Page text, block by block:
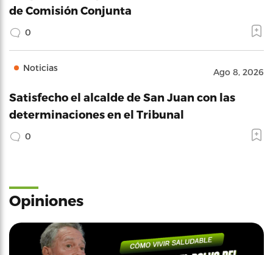
de Comisión Conjunta
0
Noticias Ago 8, 2026
Satisfecho el alcalde de San Juan con las
determinaciones en el Tribunal
0
Opiniones